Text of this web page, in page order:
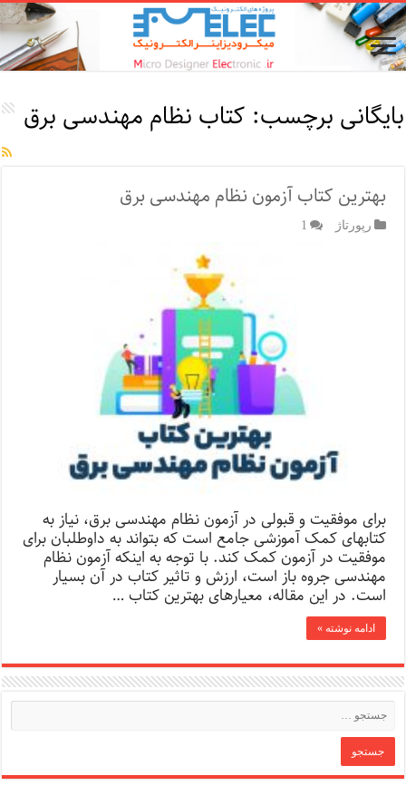
بایگانی برچسب: کتاب نظام مهندسی برق
بهترین کتاب آزمون نظام مهندسی برق
رپورتاژ‌ 1
برای موفقیت و قبولی در آزمون نظام مهندسی برق، نیاز به
کتابهای کمک آموزشی جامع است که بتواند به داوطلبان برای
موفقیت در آزمون کمک کند. با توجه به اینکه آزمون نظام
مهندسی جروه باز است، ارزش و تاثیر کتاب در آن بسیار
است. در این مقاله، معیارهای بهترین کتاب …
ادامه نوشته »